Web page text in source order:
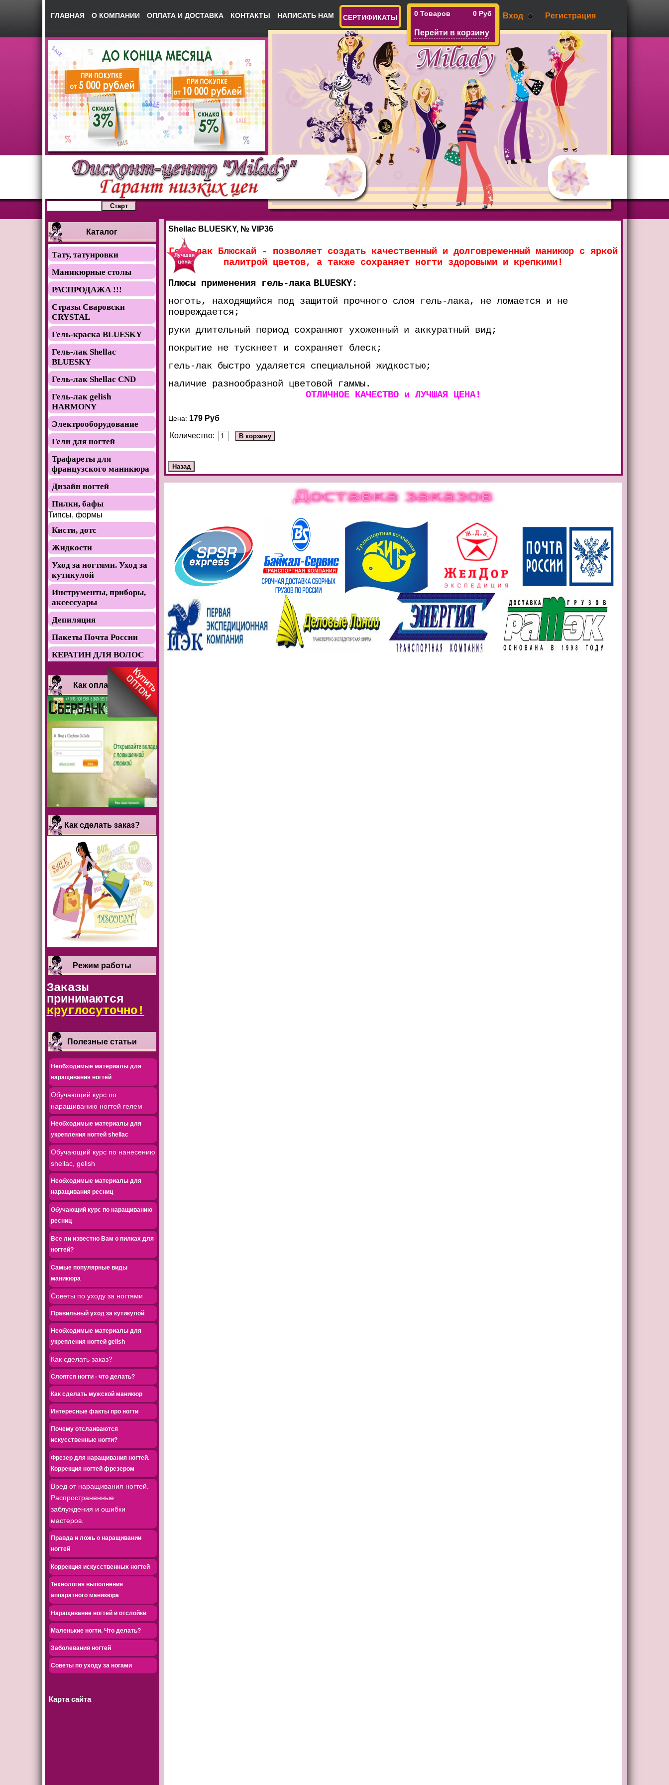
0 Товаров 0 Руб
Перейти в корзину
Вход Регистрация
ГЛАВНАЯ О КОМПАНИИ ОПЛАТА И ДОСТАВКА КОНТАКТЫ НАПИСАТЬ НАМ СЕРТИФИКАТЫ
Каталог
Тату, татуировки
Маникюрные столы
РАСПРОДАЖА !!!
Стразы Сваровски
CRYSTAL
Гель-краска BLUESKY
Гель-лак Shellac
BLUESKY
Гель-лак Shellac CND
Гель-лак gelish
HARMONY
Электрооборудование
Гели для ногтей
Трафареты для
французского маникюра
Дизайн ногтей
Пилки, бафы
Типсы, формы
Кисти, дотс
Жидкости
Уход за ногтями. Уход за
кутикулой
Инструменты, приборы,
аксессуары
Депиляция
Пакеты Почта России
КЕРАТИН ДЛЯ ВОЛОС
Как оплатить?
Как сделать заказ?
Режим работы
Заказы
принимаются
круглосуточно!
Полезные статьи
Необходимые материалы для
наращивания ногтей
Обучающий курс по
наращиванию ногтей гелем
Необходимые материалы для
укрепления ногтей shellac
Обучающий курс по нанесению
shellac, gelish
Необходимые материалы для
наращивания ресниц
Обучающий курс по наращиванию
ресниц
Все ли известно Вам о пилках для
ногтей?
Самые популярные виды
маникюра
Советы по уходу за ногтями
Правильный уход за кутикулой
Необходимые материалы для
укрепления ногтей gelish
Как сделать заказ?
Слоятся ногти - что делать?
Как сделать мужской маникюр
Интересные факты про ногти
Почему отслаиваются
искусственные ногти?
Фрезер для наращивания ногтей.
Коррекция ногтей фрезером
Вред от наращивания ногтей.
Распространенные
заблуждения и ошибки
мастеров.
Правда и ложь о наращивании
ногтей
Коррекция искусственных ногтей
Технология выполнения
аппаратного маникюра
Наращивание ногтей и отслойки
Маленькие ногти. Что делать?
Заболевания ногтей
Советы по уходу за ногами
Карта сайта
Shellac BLUESKY, № VIP36
Гель-лак Блюскай - позволяет создать качественный и долговременный маникюр с яркой
палитрой цветов, а также сохраняет ногти здоровыми и крепкими!
Плюсы применения гель-лака BLUESKY:
ноготь, находящийся под защитой прочного слоя гель-лака, не ломается и не
повреждается;
руки длительный период сохраняют ухоженный и аккуратный вид;
покрытие не тускнеет и сохраняет блеск;
гель-лак быстро удаляется специальной жидкостью;
наличие разнообразной цветовой гаммы.
ОТЛИЧНОЕ КАЧЕСТВО и ЛУЧШАЯ ЦЕНА!
Цена: 179 Руб
Количество: